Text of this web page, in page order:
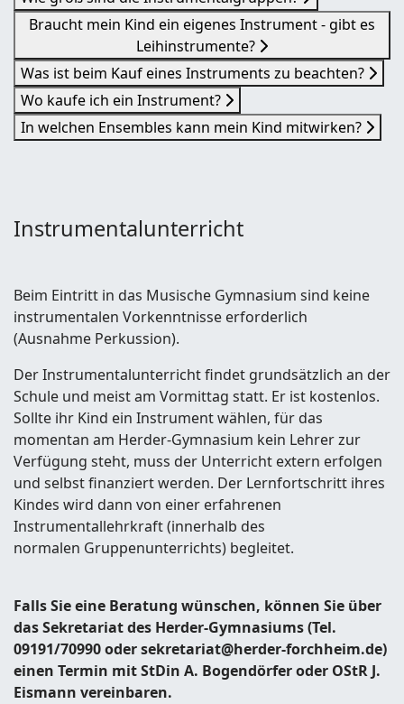
Braucht mein Kind ein eigenes Instrument - gibt es
Leihinstrumente?
Was ist beim Kauf eines Instruments zu beachten?
Wo kaufe ich ein Instrument?
In welchen Ensembles kann mein Kind mitwirken?
Instrumentalunterricht
Beim Eintritt in das Musische Gymnasium sind keine
instrumentalen Vorkenntnisse erforderlich
(Ausnahme Perkussion).
Der Instrumentalunterricht findet grundsätzlich an der
Schule und meist am Vormittag statt. Er ist kostenlos.
Sollte ihr Kind ein Instrument wählen, für das
momentan am Herder-Gymnasium kein Lehrer zur
Verfügung steht, muss der Unterricht extern erfolgen
und selbst finanziert werden. Der Lernfortschritt ihres
Kindes wird dann von einer erfahrenen
Instrumentallehrkraft (innerhalb des
normalen Gruppenunterrichts) begleitet.
Falls Sie eine Beratung wünschen, können Sie über
das Sekretariat des Herder-Gymnasiums (Tel.
09191/70990 odersekretariat@herder-forchheim.de)
einen Termin mit StDin A. Bogendörfer oder OStR J.
Eismann vereinbaren.